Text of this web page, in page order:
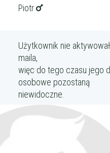
Piotr
Użytkownik nie
maila,
więc do tego czasu jego
osobowe pozostaną
niewidoczne.